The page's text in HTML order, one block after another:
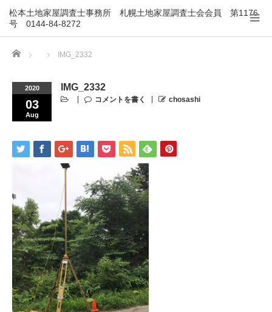
松本土地家屋調査士事務所 札幌土地家屋調査士会会員 第1176
号 0144-84-8272
Home IMG_2332
2020
03
Aug
IMG_2332
コメントを書く chosashi